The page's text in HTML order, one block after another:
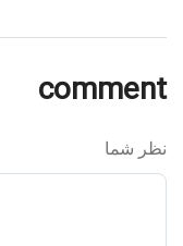
comment
نظر شما